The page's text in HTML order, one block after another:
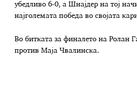
убедливо 6-0, а Шнајдер на тој
најголемата победа во својата
Во битката за финалето на Ролан
против Маја Чвалинска.